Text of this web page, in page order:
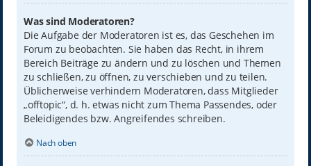
Was sind Moderatoren?
Die Aufgabe der Moderatoren ist es, das Geschehen im
Forum zu beobachten. Sie haben das Recht, in ihrem
Bereich Beiträge zu ändern und zu löschen und Themen
zu schließen, zu öffnen, zu verschieben und zu teilen.
Üblicherweise verhindern Moderatoren, dass Mitglieder
„offtopic“, d. h. etwas nicht zum Thema Passendes, oder
Beleidigendes bzw. Angreifendes schreiben.
Nach oben